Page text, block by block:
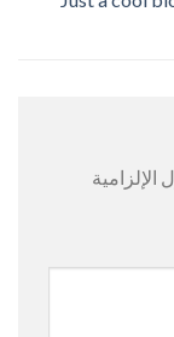
الإلزامية